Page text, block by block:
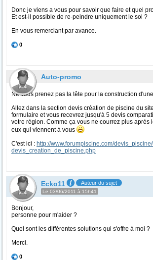
Donc je viens a vous pour savoir que faire et quel
Et est-il possible de re-peindre uniquement le sol ?
En vous remerciant par avance.
0
Auto-promo
Ne vous prenez pas la tête pour la construction
Allez dans la section devis création de piscine du
formulaire et vous recevrez jusqu'à 5 devis
votre région. Comme ça vous ne courrez plus après
eux qui viennent à vous
C'est ici : http://www.forumpiscine.com/
devis_creation_de_piscine.php
Ecko11 Auteur du sujet
Le 03/06/2011 à 15h41
Bonjour,
personne pour m'aider ?
Quel sont les différentes solutions qui s'offre à moi ?
Merci.
0